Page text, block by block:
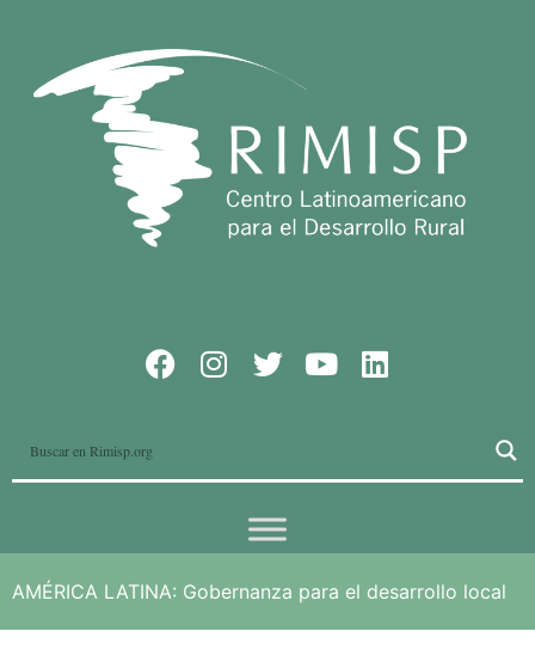
AMÉRICA LATINA: Gobernanza para el desarrollo local